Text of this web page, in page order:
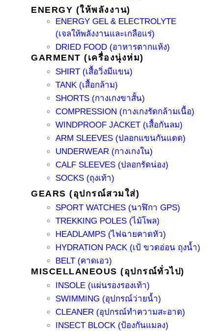
ENERGY (ให้พลังงาน)
ENERGY GEL & ELECTROLYTE
(เจลให้พลังงานและเกลือแร่)
DRIED FOOD (อาหารตากแห้ง)
GARMENT (เครื่องนุ่งห่ม)
SHIRT (เสื้อวิ่งมีแขน)
TANK (เสื้อกล้าม)
SHORTS (กางเกงขาสั้น)
COMPRESSION (กางเกงรัดกล้ามเนื้อ)
WINDPROOF JACKET (เสื้อกันลม)
ARM SLEEVES (ปลอกแขนกันแดด)
UNDERWEAR (กางเกงใน)
CALF SLEEVES (ปลอกรัดน่อง)
SOCKS (ถุงเท้า)
GEARS (อุปกรณ์สวมใส่)
SPORT WATCHES (นาฬิกา GPS)
TREKKING POLES (ไม้โพล)
HEADLAMPS (ไฟฉายคาดหัว)
HYDRATION PACK (เป้ ขวดอ่อน ถุงน้ำ)
BELT (คาดเอว)
MISCELLANEOUS (อุปกรณ์ทั่วไป)
INSOLE (แผ่นรองรองเท้า)
SWIMMING (อุปกรณ์ว่ายน้ำ)
CLEANER (อุปกรณ์ทำความสะอาด)
INSECT BLOCK (ป้องกันแมลง)